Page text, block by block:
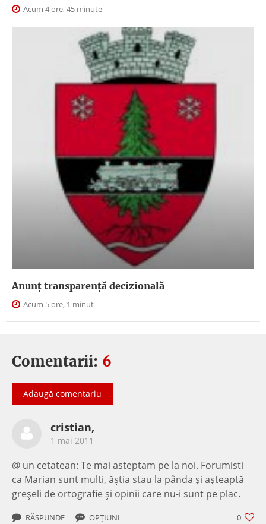
Acum 4 ore, 45 minute
Anunţ transparenţă decizională
Acum 5 ore, 1 minut
Comentarii: 6
Adaugă comentariu
cristian,
1 mai 2011
@ un cetatean: Te mai asteptam pe la noi. Forumisti
ca Marian sunt multi, ăştia stau la pânda şi aşteaptă
greşeli de ortografie şi opinii care nu-i sunt pe plac.
0
RĂSPUNDE OPȚIUNI